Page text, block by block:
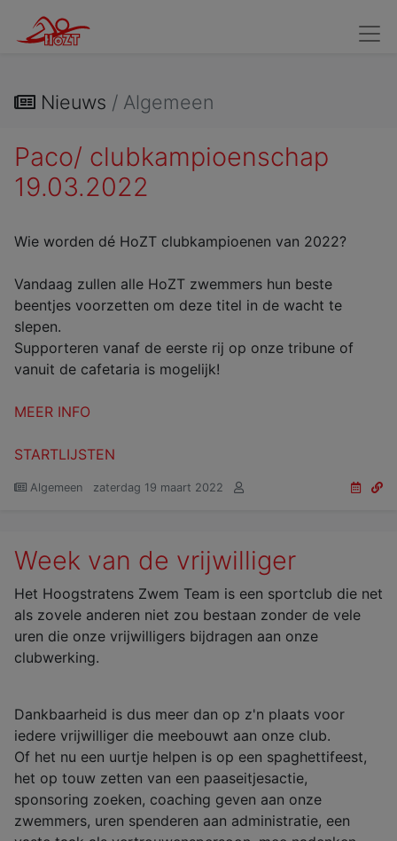
Wedstrijdzwemmers
Nieuws / Algemeen
Paco/ clubkampioenschap
19.03.2022
Wie worden dé HoZT clubkampioenen van 2022?
Vandaag zullen alle HoZT zwemmers hun beste
beentjes voorzetten om deze titel in de wacht te
slepen.
Supporteren vanaf de eerste rij op onze tribune of
vanuit de cafetaria is mogelijk!
MEER INFO
STARTLIJSTEN
Algemeen zaterdag 19 maart 2022
Week van de vrijwilliger
Het Hoogstratens Zwem Team is een sportclub die net
als zovele anderen niet zou bestaan zonder de vele
uren die onze vrijwilligers bijdragen aan onze
clubwerking.
Dankbaarheid is dus meer dan op z'n plaats voor
iedere vrijwilliger die meebouwt aan onze club.
Of het nu een uurtje helpen is op een spaghettifeest,
het op touw zetten van een paaseitjesactie,
sponsoring zoeken, coaching geven aan onze
zwemmers, uren spenderen aan administratie, een